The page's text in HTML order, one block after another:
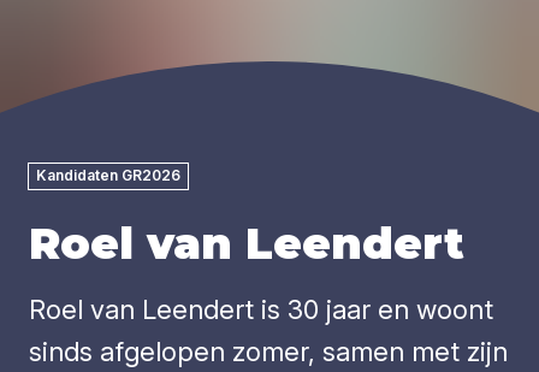
Kandidaten GR2026
Roel van Leendert
Roel van Leendert is 30 jaar en woont
sinds afgelopen zomer, samen met zijn